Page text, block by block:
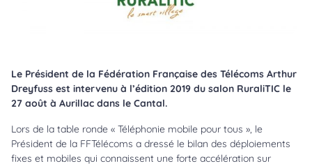
Le Président de la Fédération Française des Télécoms Arthur
Dreyfuss est intervenu à l’édition 2019 du salon RuraliTIC le
27 août à Aurillac dans le Cantal.
Lors de la table ronde « Téléphonie mobile pour tous », le
Président de la FFTélécoms a dressé le bilan des déploiements
fixes et mobiles qui connaissent une forte accélération sur